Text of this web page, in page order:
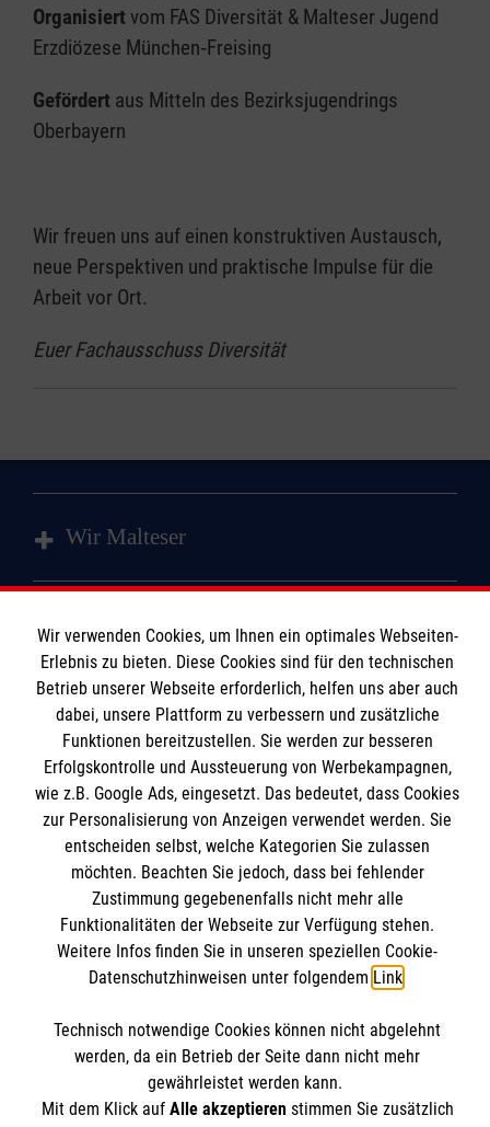
Organisiertvom FAS Diversität & Malteser Jugend
Erzdiözese München‑Freising
Gefördert aus Mitteln des Bezirksjugendrings
Oberbayern
Wir freuen uns auf einen konstruktiven Austausch,
neue Perspektiven und praktische Impulse für die
Arbeit vor Ort.
Euer Fachausschuss Diversität
Wir Malteser
Angebote und Leistungen
Kursangebote
Mitarbeiten & Stellenangebote
Wir Malteser
Informationen
Kontakt
Presse & Medien
Transparenz
Compliance
Impressum
Datenschutz
Malteser online
Malteser in Deutschland
Malteserorden
Malteser International
Mediathek
Spendenkonto
Empfänger: Malteser Hilfsdienst e.V.
BIC: GENODED 1PA7
Soziale Netzwerke
Der Malteser Hilfsdienst e.V. ist als eingetragene
Wir verwenden Cookies, um Ihnen ein optimales Webseiten-
Erlebnis zu bieten. Diese Cookies sind für den technischen
Betrieb unserer Webseite erforderlich, helfen uns aber auch
dabei, unsere Plattform zu verbessern und zusätzliche
Funktionen bereitzustellen. Sie werden zur besseren
Erfolgskontrolle und Aussteuerung von Werbekampagnen,
wie z.B. Google Ads, eingesetzt. Das bedeutet, dass Cookies
zur Personalisierung von Anzeigen verwendet werden. Sie
entscheiden selbst, welche Kategorien Sie zulassen
möchten. Beachten Sie jedoch, dass bei fehlender
Zustimmung gegebenenfalls nicht mehr alle
Funktionalitäten der Webseite zur Verfügung stehen.
Weitere Infos finden Sie in unseren speziellen Cookie-
Datenschutzhinweisen unter folgendem Link.
Technisch notwendige Cookies können nicht abgelehnt
werden, da ein Betrieb der Seite dann nicht mehr
gewährleistet werden kann.
Mit dem Klick auf Alle akzeptierenstimmen Sie zusätzlich